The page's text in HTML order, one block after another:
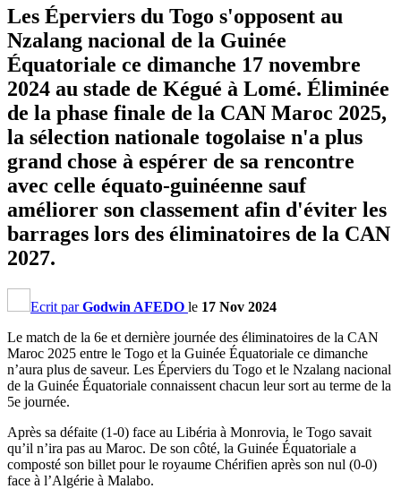
Les Éperviers du Togo s'opposent au
Nzalang nacional de la Guinée
Équatoriale ce dimanche 17 novembre
2024 au stade de Kégué à Lomé. Éliminée
de la phase finale de la CAN Maroc 2025,
la sélection nationale togolaise n'a plus
grand chose à espérer de sa rencontre
avec celle équato-guinéenne sauf
améliorer son classement afin d'éviter les
barrages lors des éliminatoires de la CAN
2027.
Ecrit parGodwin AFEDO le 17 Nov 2024
Le match de la 6e et dernière journée des éliminatoires de la CAN
Maroc 2025 entre le Togo et la Guinée Équatoriale ce dimanche
n’aura plus de saveur. Les Éperviers du Togo et le Nzalang nacional
de la Guinée Équatoriale connaissent chacun leur sort au terme de la
5e journée.
Après sa défaite (1-0) face au Libéria à Monrovia, le Togo savait
qu’il n’ira pas au Maroc. De son côté, la Guinée Équatoriale a
composté son billet pour le royaume Chérifien après son nul (0-0)
face à l’Algérie à Malabo.